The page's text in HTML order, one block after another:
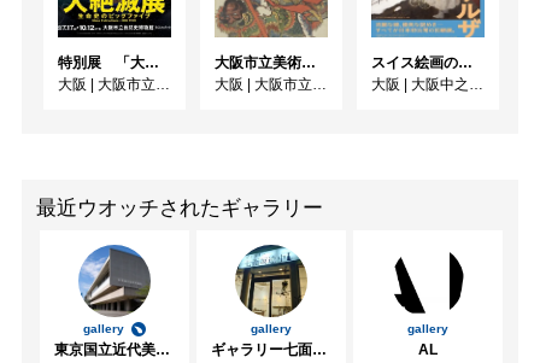
特別展 「大絶滅展ー生命史のビッグファイブ」
大阪 | 大阪市立自然史博物館
大阪市立美術館開館90周年記念特別展 「水滸伝」
大阪 | 大阪市立美術館
スイス絵画の異才 カール‧ヴァルザー
大阪 | 大阪中之島美術館
最近ウオッチされたギャラリー
gallery
東京国立近代美術館
gallery
ギャラリー七面坂途中
gallery
AL